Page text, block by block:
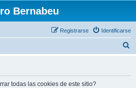
Bernabeu
Identificarse
Registrarse
todas las cookies de este sitio?